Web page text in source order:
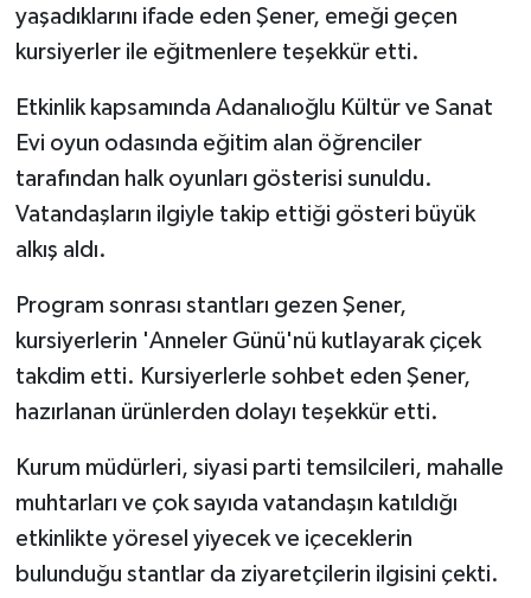
yaşadıklarını ifade eden Şener, emeği geçen
kursiyerler ile eğitmenlere teşekkür etti.
Etkinlik kapsamında Adanalıoğlu Kültür ve Sanat
Evi oyun odasında eğitim alan öğrenciler
tarafından halk oyunları gösterisi sunuldu.
Vatandaşların ilgiyle takip ettiği gösteri büyük
alkış aldı.
Program sonrası stantları gezen Şener,
kursiyerlerin 'Anneler Günü'nü kutlayarak çiçek
takdim etti. Kursiyerlerle sohbet eden Şener,
hazırlanan ürünlerden dolayı teşekkür etti.
Kurum müdürleri, siyasi parti temsilcileri, mahalle
muhtarları ve çok sayıda vatandaşın katıldığı
etkinlikte yöresel yiyecek ve içeceklerin
bulunduğu stantlar da ziyaretçilerin ilgisini çekti.